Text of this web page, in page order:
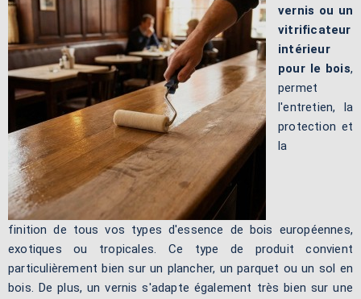
vernis ou un
vitrificateur
intérieur
pour le bois,
permet
l'entretien, la
protection et
la
finition de tous vos types d'essence de bois européennes,
exotiques ou tropicales. Ce type de produit convient
particulièrement bien sur un plancher, un parquet ou un sol en
bois. De plus, un vernis s'adapte également très bien sur une